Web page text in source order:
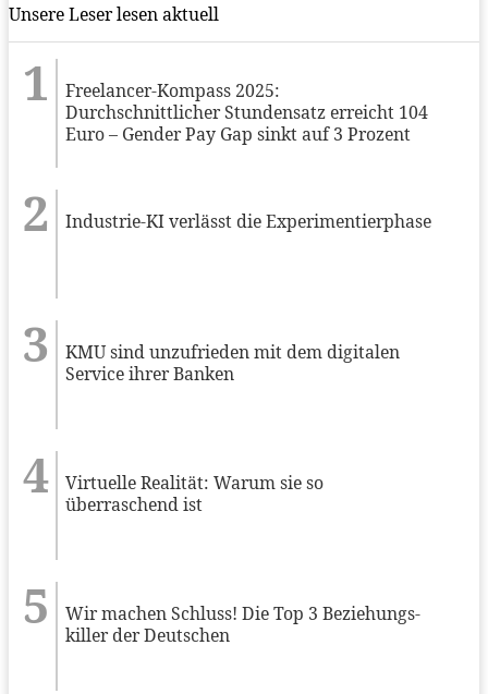
Unsere Leser lesen aktuell
Freelancer-Kompass 2025:
Durchschnittlicher Stundensatz erreicht 104
Euro – Gender Pay Gap sinkt auf 3 Prozent
Industrie-KI verlässt die Experimentierphase
KMU sind unzufrieden mit dem digitalen
Service ihrer Banken
Virtuelle Realität: Warum sie so
überraschend ist
Wir machen Schluss! Die Top 3 Beziehungs-
killer der Deutschen